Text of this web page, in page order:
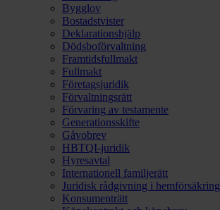
Bygglov
Bostadstvister
Deklarationshjälp
Dödsboförvaltning
Framtidsfullmakt
Fullmakt
Företagsjuridik
Förvaltningsrätt
Förvaring av testamente
Generationsskifte
Gåvobrev
HBTQI-juridik
Hyresavtal
Internationell familjerätt
Juridisk rådgivning i hemförsäkring
Konsumenträtt